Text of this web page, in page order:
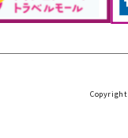
Copyright